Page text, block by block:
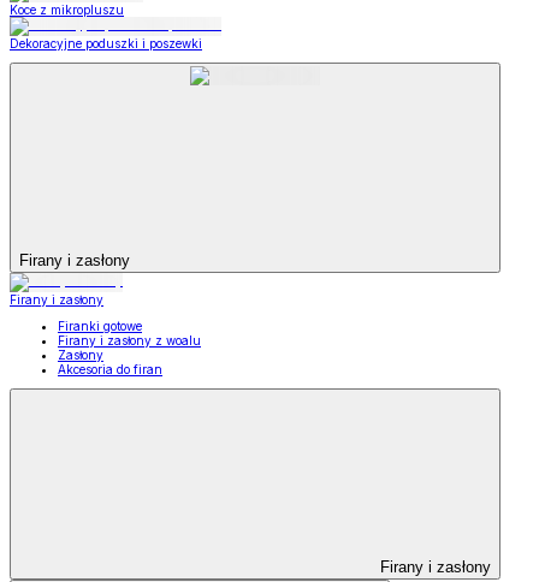
Koce z mikropluszu
Dekoracyjne poduszki i poszewki
Firany i zasłony
Firany i zasłony
Firanki gotowe
Firany i zasłony z woalu
Zasłony
Akcesoria do firan
Firany i zasłony